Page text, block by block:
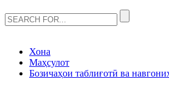
Хона
Маҳсулот
Бозичаҳои таблиғотӣ ва